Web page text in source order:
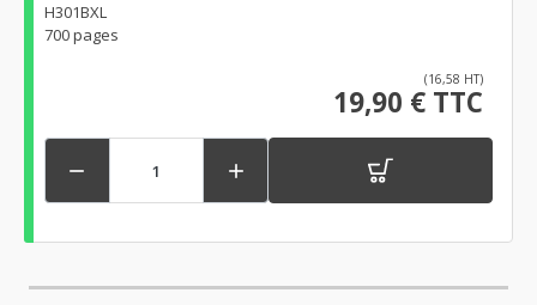
H301BXL
700 pages
(16,58 HT)
19,90 € TTC
 